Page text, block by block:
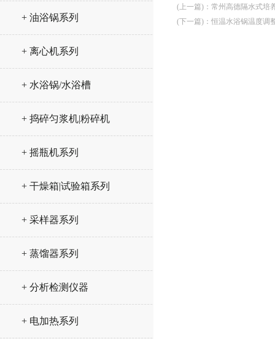
+ 油浴锅系列
+ 离心机系列
+ 水浴锅/水浴槽
+ 捣碎匀浆机|粉碎机
+ 摇瓶机系列
+ 干燥箱|试验箱系列
+ 采样器系列
+ 蒸馏器系列
+ 分析检测仪器
+ 电加热系列
(上一篇) ： 常州高德隔水式培
(下一篇) ： 恒温水浴锅温度调